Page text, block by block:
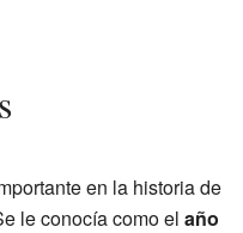
en la historia de
le conocía como el año